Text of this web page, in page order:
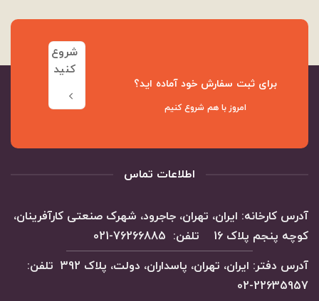
برای ثبت سفارش خود آماده اید؟
امروز با هم شروع کنیم
شروع
کنید
اطلاعات تماس
آدرس کارخانه: ایران، تهران، جاجرود، شهرک صنعتی کارآفرینان،
کوچه پنجم پلاک 16 تلفن: 76266885-021
آدرس دفتر: ایران، تهران، پاسداران، دولت، پلاک 392 تلفن:
22635957-02